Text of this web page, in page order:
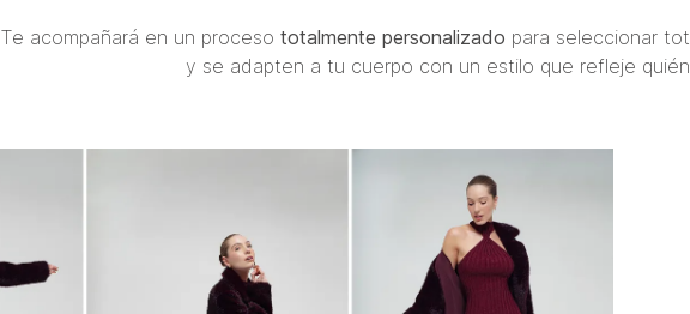
Te acompañará en un proceso totalmente personalizado para seleccionar
y se adapten a tu cuerpo con un estilo que refleje